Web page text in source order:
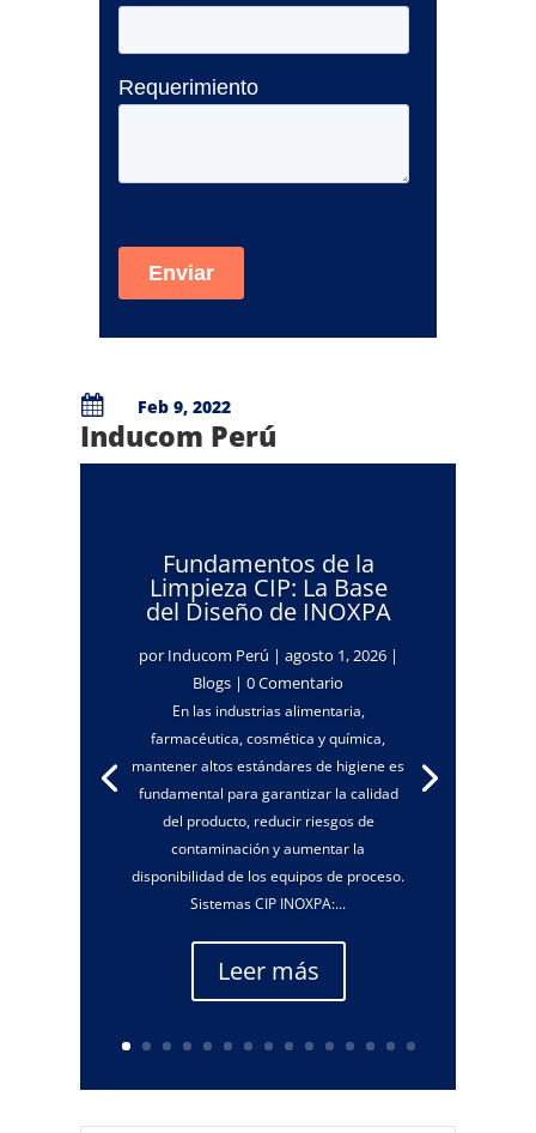
 Feb 9, 2022
Inducom Perú
Fundamentos de la
Limpieza CIP: La Base
del Diseño de INOXPA
por Inducom Perú | agosto 1, 2026|
Blogs | 0 Comentario
En las industrias alimentaria,
farmacéutica, cosmética y química,
mantener altos estándares de higiene es
fundamental para garantizar la calidad
del producto, reducir riesgos de
contaminación y aumentar la
disponibilidad de los equipos de proceso.
Sistemas CIP INOXPA:...
Leer más